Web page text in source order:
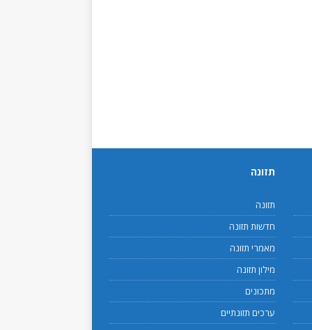
תזונה
תזונה
חדשות תזונה
מאמרי תזונה
מילון תזונה
מתכונים
ערכים תזונתיים